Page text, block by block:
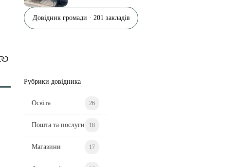
Довідник громади · 201 закладів
Рубрики довідника
Освіта 26
Пошта та послуги 18
Магазини 17